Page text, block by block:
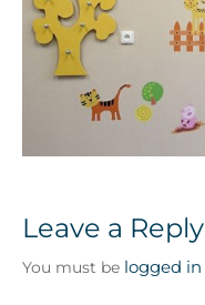
Leave a Reply
You must be logged in